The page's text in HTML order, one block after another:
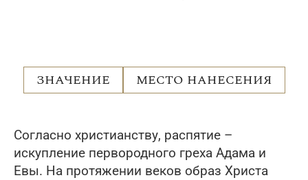
ЗНАЧЕНИЕ МЕСТО НАНЕСЕНИЯ
Согласно христианству, распятие –
искупление первородного греха Адама и
Евы. На протяжении веков образ Христа